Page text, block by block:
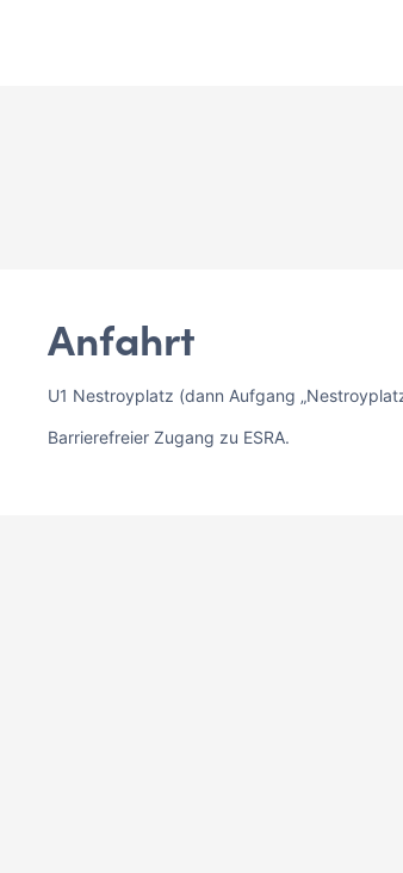
Anfahrt
U1 Nestroyplatz (dann Aufgang
Barrierefreier Zugang zu ESRA.